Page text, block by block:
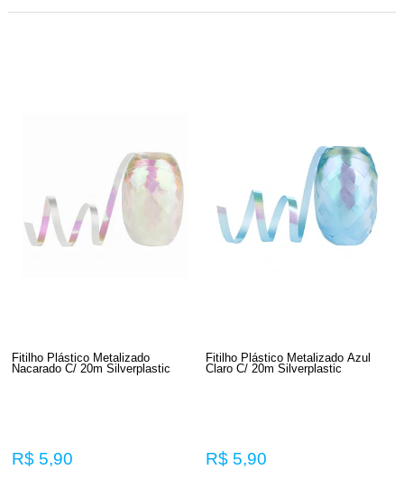
Fitilho Plástico Metalizado
Nacarado C/ 20m Silverplastic
R$ 5,90
Fitilho Plástico Metalizado Azul
Claro C/ 20m Silverplastic
R$ 5,90